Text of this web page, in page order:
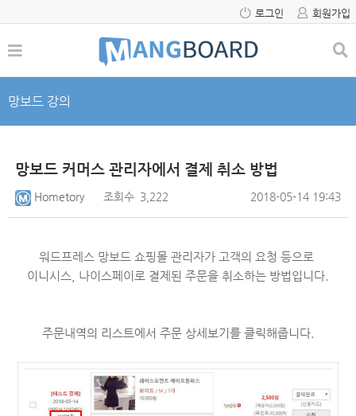
로그인 회원가입
망보드 강의
망보드 커머스 관리자에서 결제 취소 방법
Hometory 조회수 3,222 2018-05-14 19:43
워드프레스 망보드 쇼핑몰 관리자가 고객의 요청 등으로
이니시스, 나이스페이로 결제된 주문을 취소하는 방법입니다.
주문내역의 리스트에서 주문 상세보기를 클릭해줍니다.